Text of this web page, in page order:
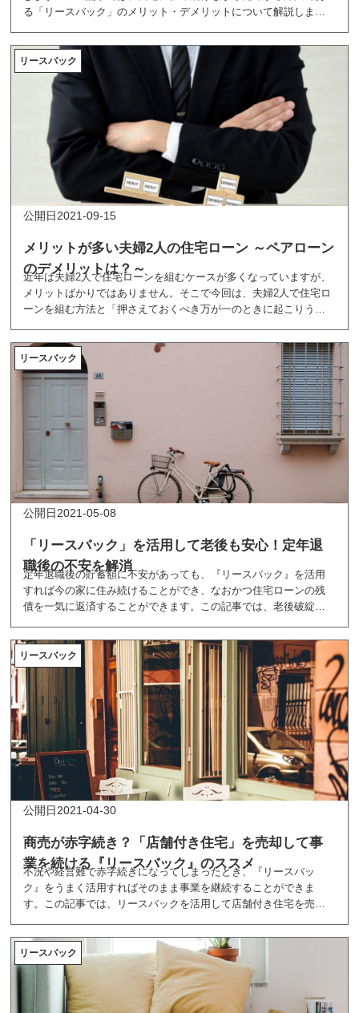
る「リースバック」のメリット・デメリットについて解説しま
リースバック
メリットが多い夫婦2人の住宅ローン ～ペアローン
のデメリットは？～
2021-09-15
近年は夫婦2人で住宅ローンを組むケースが多くなっていますが、
メリットばかりではありません。そこで今回は、夫婦2人で住宅ロ
ーンを組む方法と「押さえておくべき万が一のときに起こりうる4
リースバック
「リースバック」を活用して老後も安心！定年退
職後の不安を解消
2021-05-08
定年退職後の貯蓄額に不安があっても、『リースバック』を活用
すれば今の家に住み続けることができ、なおかつ住宅ローンの残
債を一気に返済することができます。この記事では、老後破綻し
心して暮らすコツについて解説します。
リースバック
商売が赤字続き？「店舗付き住宅」を売却して事
業を続ける『リースバック』のススメ
2021-04-30
不況や経営難で赤字続きになってしまったとき、『リースバッ
ク』をうまく活用すればそのまま事業を継続することができま
す。この記事では、リースバックを活用して店舗付き住宅を売却
リースバック